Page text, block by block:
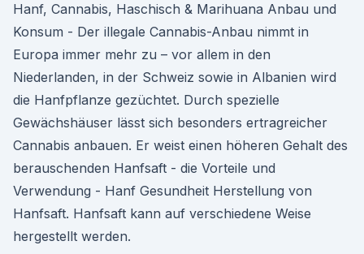
Hanf, Cannabis, Haschisch & Marihuana Anbau und
Konsum - Der illegale Cannabis-Anbau nimmt in
Europa immer mehr zu – vor allem in den
Niederlanden, in der Schweiz sowie in Albanien wird
die Hanfpflanze gezüchtet. Durch spezielle
Gewächshäuser lässt sich besonders ertragreicher
Cannabis anbauen. Er weist einen höheren Gehalt des
berauschenden Hanfsaft - die Vorteile und
Verwendung - Hanf Gesundheit Herstellung von
Hanfsaft. Hanfsaft kann auf verschiedene Weise
hergestellt werden.